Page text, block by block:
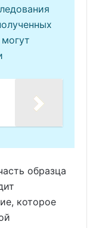
образца
которое